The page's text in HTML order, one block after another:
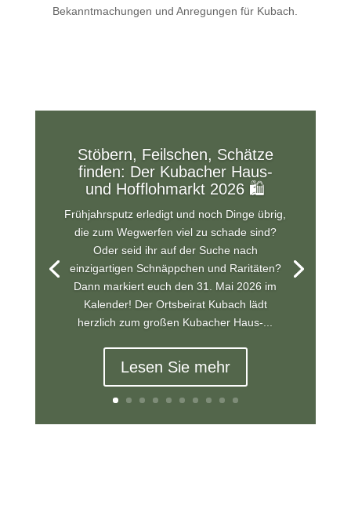
Bekanntmachungen und Anregungen für Kubach.
Stöbern, Feilschen, Schätze
finden: Der Kubacher Haus-
und Hofflohmarkt 2026 🛍️
Frühjahrsputz erledigt und noch Dinge übrig,
die zum Wegwerfen viel zu schade sind?
Oder seid ihr auf der Suche nach
einzigartigen Schnäppchen und Raritäten?
Dann markiert euch den 31. Mai 2026 im
Kalender! Der Ortsbeirat Kubach lädt
herzlich zum großen Kubacher Haus-...
Lesen Sie mehr